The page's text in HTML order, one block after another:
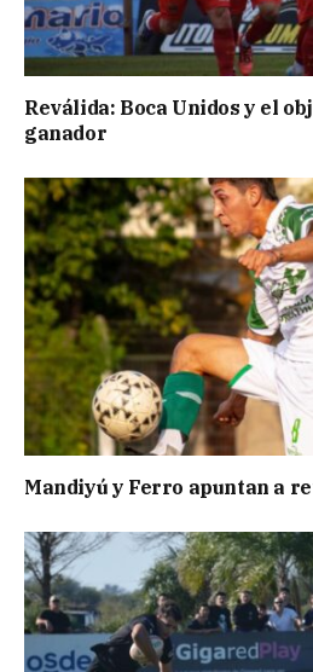
Reválida: Boca Unidos y el
ganador
Mandiyú y Ferro apuntan a